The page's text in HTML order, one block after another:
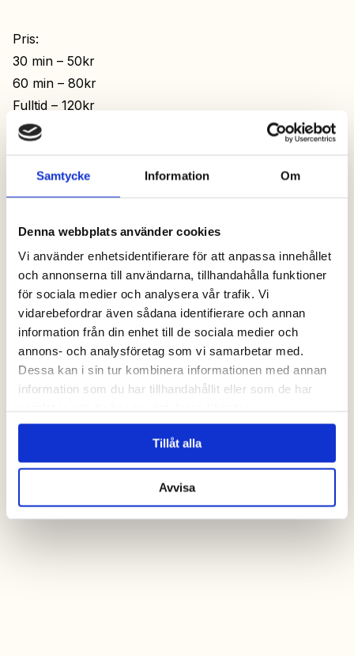
Samtycke Information Om
Denna webbplats använder cookies
Vi använder enhetsidentifierare för att anpassa innehållet
och annonserna till användarna, tillhandahålla funktioner
för sociala medier och analysera vår trafik. Vi
vidarebefordrar även sådana identifierare och annan
information från din enhet till de sociala medier och
annons- och analysföretag som vi samarbetar med.
Dessa kan i sin tur kombinera informationen med annan
information som du har tillhandahållit eller som de har
Tillåt alla
Avvisa
Pris:
30 min – 50kr
60 min – 80kr
Fulltid – 120kr
Glittertatuering – 40kr
Välkommen till en dag med kul!
Tillbaka